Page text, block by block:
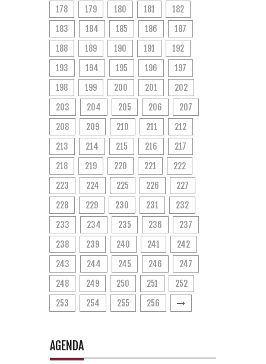
178
179 180 181
182
183
184 185 186
187
188
189 190 191
192
193
194 195 196
197
198
199 200 201
202
203
204 205 206
207
208
209 210 211
212
213
214 215 216
217
218
219 220 221
222
223
224 225 226
227
228
229 230 231
232
233
234 235 236
237
238
239 240 241
242
243
244 245 246
247
248
249 250 251
252
253
254 255 256
AGENDA